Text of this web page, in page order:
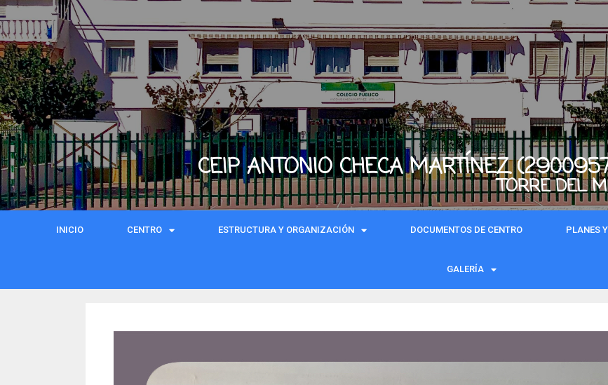
CEIP ANTONIO CHECA MARTÍNEZ
TORRE DEL
INICIO CENTRO ESTRUCTURA Y ORGANIZACIÓN DOCUMENTOS DE CENTRO PLANES
GALERÍA